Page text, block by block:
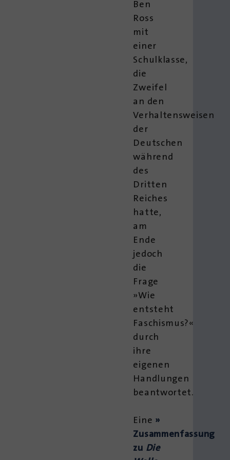
Ben
Ross
mit
einer
Schulklasse,
die
Zweifel
an den
Verhaltensweisen
der
Deutschen
während
des
Dritten
Reiches
hatte,
am
Ende
jedoch
die
Frage
»Wie
entsteht
Faschismus?«
durch
ihre
eigenen
Handlungen
beantwortet.
Eine »
Zusammenfassung
zu Die